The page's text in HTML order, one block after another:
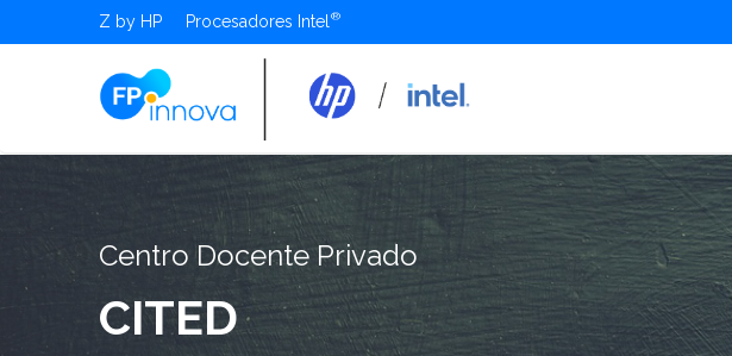
Z by HP Procesadores Intel
Centro Docente Privado
CITED